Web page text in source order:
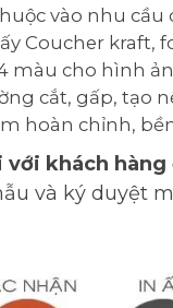
vào nhu
Coucher kraft,
màu cho hình
cắt, gấp, tạo
hoàn chỉnh,
với khách
và ký duyệt